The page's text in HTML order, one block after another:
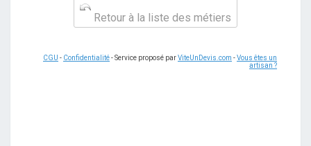
Retour à la liste des métiers
CGU - Confidentialité- Service proposé parViteUnDevis.com -Vous êtes un
artisan ?